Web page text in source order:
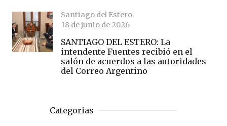
Santiago del Estero
18 de junio de 2026
SANTIAGO DEL ESTERO: La
intendente Fuentes recibió en el
salón de acuerdos a las autoridades
del Correo Argentino
Categorias